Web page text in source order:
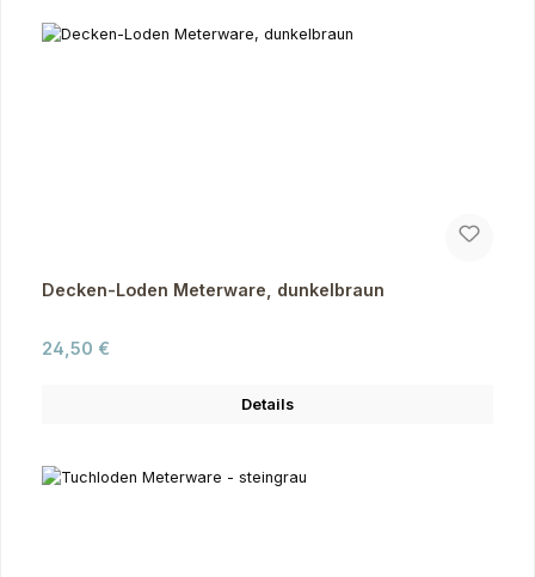
Decken-Loden Meterware, dunkelbraun
Regulärer Preis:
24,50 €
Details